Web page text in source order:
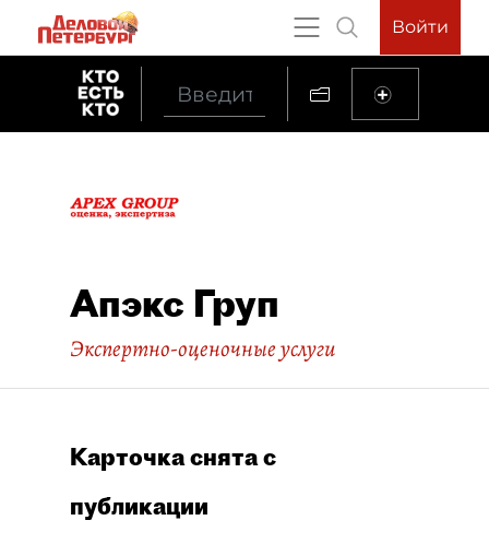
Войти
Апэкс Груп
Экспертно-оценочные услуги
Карточка снята с
публикации